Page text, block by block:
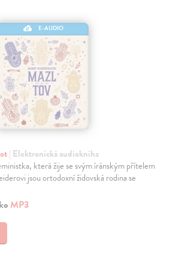
E-AUDIO
| Elektronická audiokniha
která žije se svým íránským přítelem
jsou ortodoxní židovská rodina se
MP3